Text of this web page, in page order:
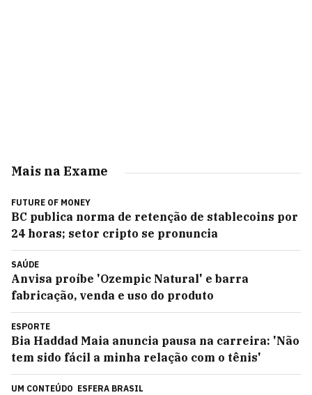
Mais na Exame
FUTURE OF MONEY
BC publica norma de retenção de stablecoins por
24 horas; setor cripto se pronuncia
SAÚDE
Anvisa proíbe 'Ozempic Natural' e barra
fabricação, venda e uso do produto
ESPORTE
Bia Haddad Maia anuncia pausa na carreira: 'Não
tem sido fácil a minha relação com o tênis'
UM CONTEÚDO ESFERA BRASIL